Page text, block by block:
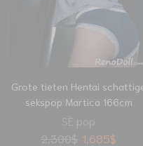
Grote tieten Hentai
sekspop Martica 166cm
SE pop
2,300$ 1,685$